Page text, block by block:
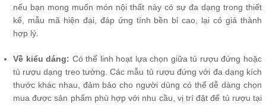
nếu bạn mong muốn món nội thất này có sự đa dạng trong thiết
kế, mẫu mã hiện đại, đáp ứng tính bền bỉ cao, lại có giá thành
hợp lý.
Về kiểu dáng: Có thể linh hoạt lựa chọn giữa tủ rượu đứng hoặc
tủ rượu dạng treo tường. Các mẫu tủ rượu đứng với đa dạng kích
thước khác nhau, đảm bảo cho người dùng có thể dễ dàng chọn
mua được sản phẩm phù hợp với nhu cầu, vị trí đặt để tủ rượu tại